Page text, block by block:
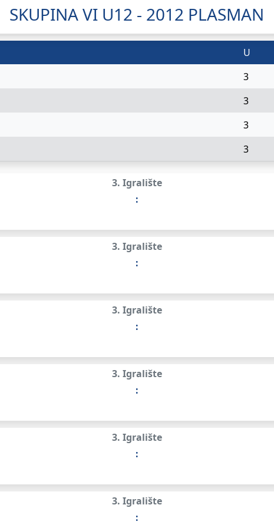
SKUPINA VI U12 - 2012 PLASMAN
U
3
3
3
3
3. Igralište
:
3. Igralište
:
3. Igralište
:
3. Igralište
:
3. Igralište
:
3. Igralište
: